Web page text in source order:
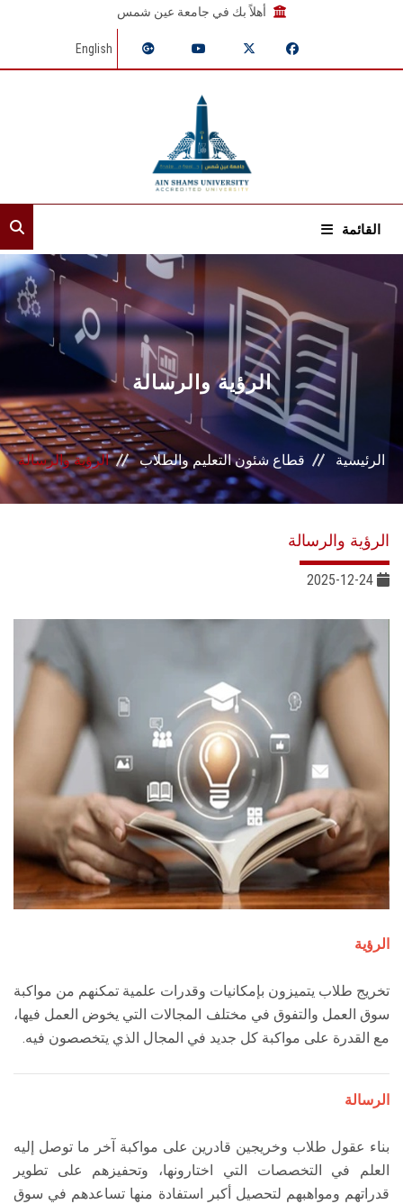
أهلاً بك في جامعة عين شمس
English
القائمة
الرئيسية
عن القطاع
إدارات القطاع
بوابة الطلاب
خدمات القطاع
الرؤية والرسالة
الرئيسية قطاع شئون التعليم والطلاب الرؤية والرسالة
الرؤية والرسالة
الرؤية
تخريج طلاب يتميزون بإمكانيات وقدرات علمية تمكنهم من مواكبة
سوق العمل والتفوق في مختلف المجالات التي يخوض العمل فيها،
مع القدرة على مواكبة كل جديد في المجال الذي يتخصصون فيه.
الرسالة
بناء عقول طلاب وخريجين قادرين على مواكبة آخر ما توصل إليه
العلم في التخصصات التي اختارونها، وتحفيزهم على تطوير
قدراتهم ومواهبهم لتحصيل أكبر استفادة منها تساعدهم في سوق